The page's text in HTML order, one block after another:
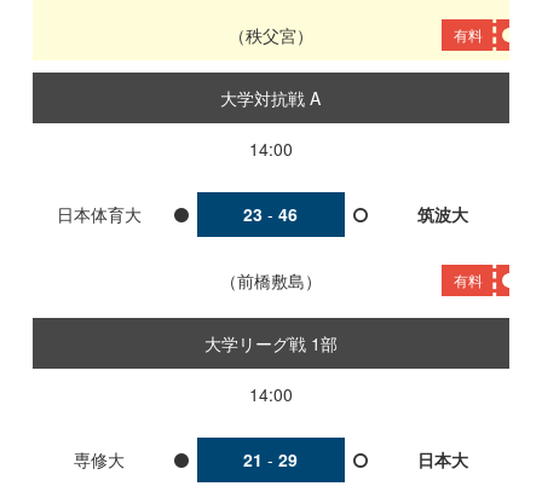
秩父宮 有料
大学対抗戦 A
14:00
日本体育大 23 - 46 筑波大
前橋敷島 有料
大学リーグ戦 1部
14:00
専修大 21 - 29 日本大